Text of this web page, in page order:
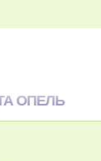
ОПЕЛЬ